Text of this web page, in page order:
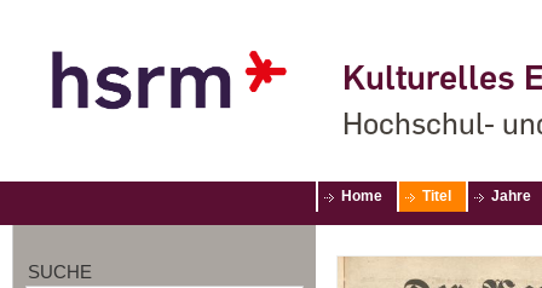
Kulturelles
Hochschul-
Home Titel Jahre
SUCHE